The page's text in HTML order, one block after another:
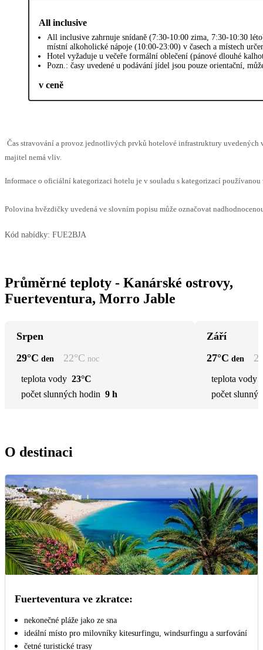
All inclusive
All inclusive zahrnuje snídaně (7:30-10:00 zima, 7:30-10:30
místní alkoholické nápoje (10:00-23:00) v časech a místech
Hotel vyžaduje u večeře formální oblečení (pánové dlouhé
Pozn.: časy uvedené u podávání jídel jsou pouze orientační,
v ceně
Čas stravování a provoz jednotlivých prvků hotelové infrastruktury uvedených
majitel nemá vliv.
Informace o oficiální kategorizaci hotelu je v souladu s kategorizací
Polovina hvězdičky uvedená ve slovním popisu může označovat
Kód nabídky: FUE2BJA
Průměrné teploty - Kanárské ostrovy,
Fuerteventura, Morro Jable
Srpen
29°C den 22°C noc
teplota vody 23°C
počet slunných hodin 9 h
Září
27°C den
teplota vody
počet
O destinaci
Fuerteventura ve zkratce:
nekonečné pláže jako ze sna
ideální místo pro milovníky kitesurfingu, windsurfingu a surfování
četné turistické trasy